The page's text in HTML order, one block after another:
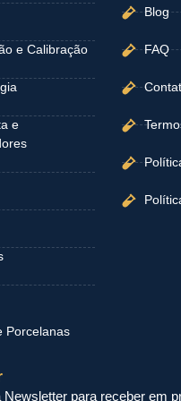
e Calibração
e
Porcelanas
Blog
FAQ
para receber em